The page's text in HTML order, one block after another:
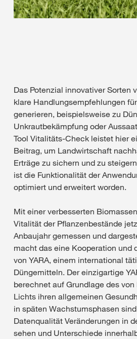
Das Potenzial innovativer Sorten
klare Handlungsempfehlungen
generieren, beispielsweise zu
Unkrautbekämpfung oder
Tool Vitalitäts-Check leistet hier
Beitrag, um Landwirtschaft
Erträge zu sichern und zu
ist die Funktionalität der
optimiert und erweitert worden.
Mit einer verbesserten
Vitalität der Pflanzenbestände
Anbaujahr gemessen und
macht das eine Kooperation und
von YARA, einem international
Düngemitteln. Der einzigartige
berechnet auf Grundlage des
Lichts ihren allgemeinen
in späten Wachstumsphasen
Datenqualität Veränderungen in
sehen und Unterschiede